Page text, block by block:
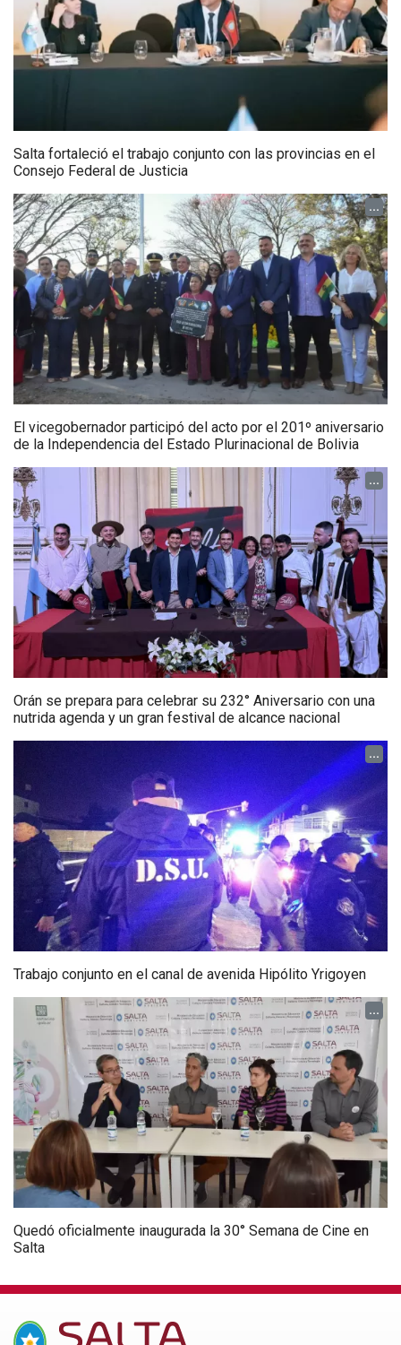
Salta fortaleció el trabajo conjunto con las provincias en el
Consejo Federal de Justicia
...
El vicegobernador participó del acto por el 201º aniversario
de la Independencia del Estado Plurinacional de Bolivia
...
Orán se prepara para celebrar su 232° Aniversario con una
nutrida agenda y un gran festival de alcance nacional
...
Trabajo conjunto en el canal de avenida Hipólito Yrigoyen
...
Quedó oficialmente inaugurada la 30° Semana de Cine en
Salta